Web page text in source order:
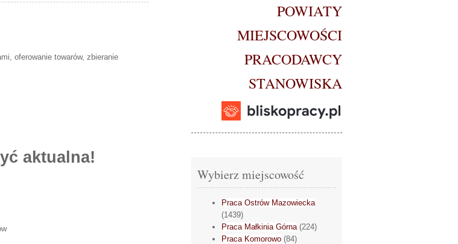
oferowanie towarów, zbieranie
aktualna!
POWIATY
MIEJSCOWOŚCI
PRACODAWCY
STANOWISKA
Wybierz miejscowość
Praca Ostrów Mazowiecka
(1439)
Praca Małkinia Górna(224)
Praca Komorowo (84)